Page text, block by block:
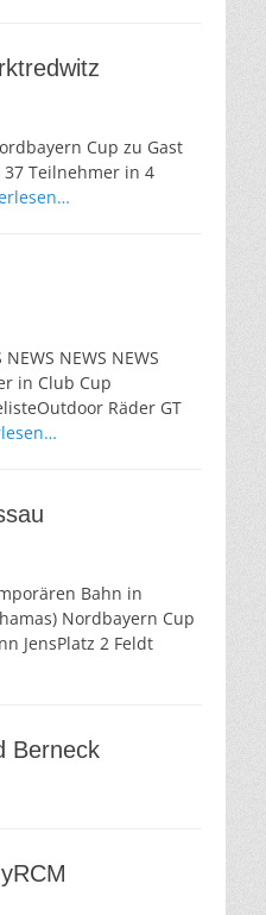
Cup zu Gast
Teilnehmer in 4
NEWS NEWS
in Club Cup
Räder GT
Bahn in
Nordbayern Cup
JensPlatz 2 Feldt
Berneck